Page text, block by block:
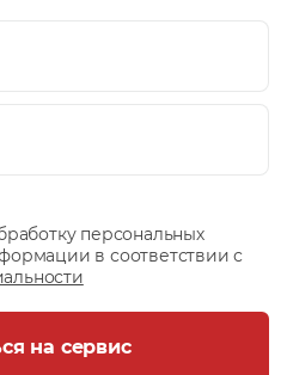
персональных
в соответствии с
на сервис